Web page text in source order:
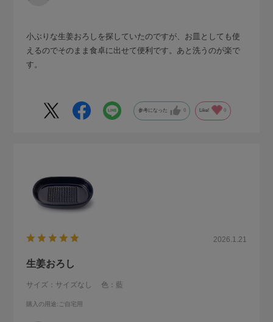
小ぶりな生姜おろしを探していたのですが、お皿としても使
えるのでそのまま食卓に出せて便利です。あと洗うのが楽で
す。
参考になった 0 Like! 0
2026.1.21
生姜おろし
サイズ：サイズなし 色：藍
購入の用途:ご自宅用